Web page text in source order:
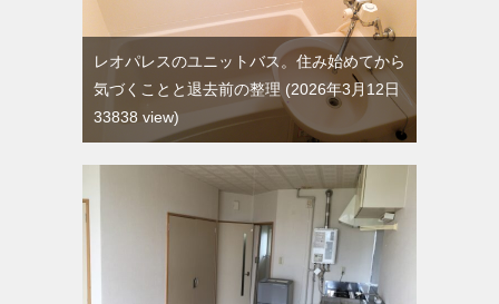
レオパレスのユニットバス。住み始めてから
気づくことと退去前の整理 2026年3月12日
33838 view